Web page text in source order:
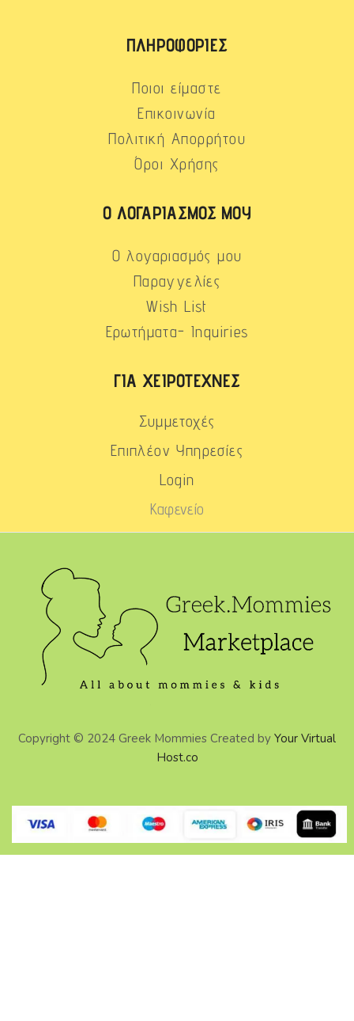
ΠΛΗΡΟΦΟΡΊΕΣ
Ποιοι είμαστε
Επικοινωνία
Πολιτική Απορρήτου
Όροι Χρήσης
Ο ΛΟΓΑΡΙΑΣΜΌΣ ΜΟΥ
Ο λογαριασμός μου
Παραγγελίες
Wish List
Ερωτήματα- Inquiries
ΓΙΑ ΧΕΙΡΟΤΈΧΝΕΣ
Συμμετοχές
Επιπλέον Υπηρεσίες
Login
Καφενείο
Copyright © 2024 Greek Mommies Created by Your Virtual
Host.co